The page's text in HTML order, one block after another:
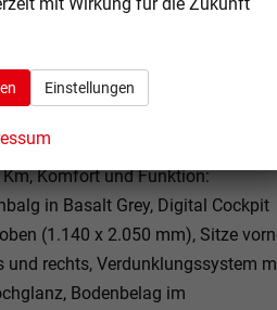
der äußeren Sitze in der 2.
Komfort und Funktion:
in Basalt Grey, Digital Cockpit
(1.140 x 2.050 mm), Sitze
und rechts, Verdunklungssystem
Bodenbelag im
Einstellungen